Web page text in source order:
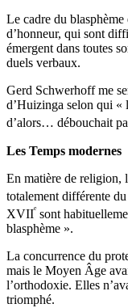
Le cadre du blasphème
d’honneur, qui sont
émergent dans toutes
duels verbaux.
Gerd Schwerhoff me
d’Huizinga selon qui «
d’alors… débouchait
Les Temps modernes
En matière de religion,
totalement différente
XVIIᵉ sont
blasphème ».
La concurrence du
mais le Moyen Âge
l’orthodoxie. Elles
triomphé.